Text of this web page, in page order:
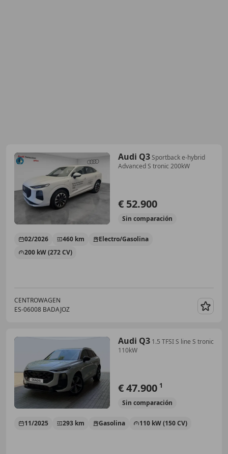
Audi Q3Sportback e-hybrid
Advanced S tronic 200kW
€ 52.900
Sin comparación
02/2026 460 km
Electro/Gasolina
200 kW (272 CV)
CENTROWAGEN
ES-06008 BADAJOZ
Audi Q3 1.5 TFSI S line S tronic
110kW
€ 47.900 1
Sin comparación
11/2025 293 km Gasolina 110 kW (150 CV)